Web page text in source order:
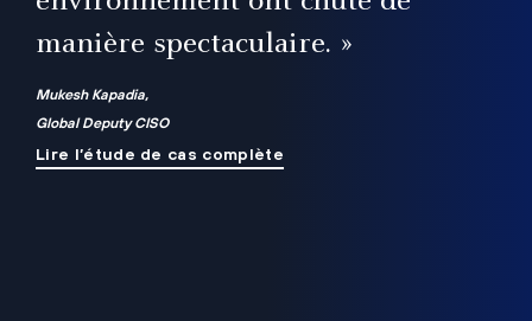
manière spectaculaire. »
Mukesh Kapadia,
Global Deputy CISO
Lire l’étude de cas complète